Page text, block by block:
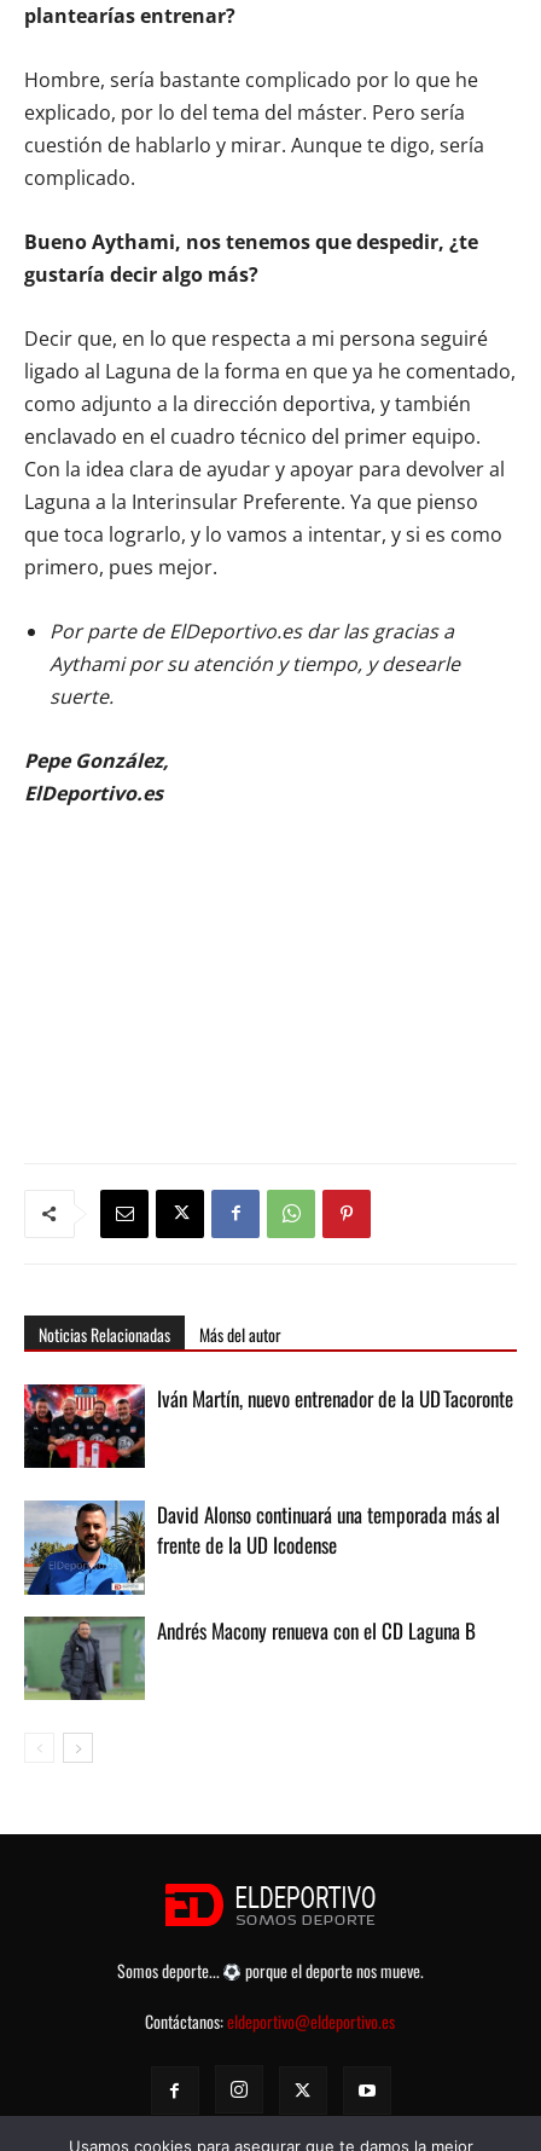
plantearías entrenar?
Hombre, sería bastante complicado por lo que he
explicado, por lo del tema del máster. Pero sería
cuestión de hablarlo y mirar. Aunque te digo, sería
complicado.
Bueno Aythami, nos tenemos que despedir, ¿te
gustaría decir algo más?
Decir que, en lo que respecta a mi persona seguiré
ligado al Laguna de la forma en que ya he comentado,
como adjunto a la dirección deportiva, y también
enclavado en el cuadro técnico del primer equipo.
Con la idea clara de ayudar y apoyar para devolver al
Laguna a la Interinsular Preferente. Ya que pienso
que toca lograrlo, y lo vamos a intentar, y si es como
primero, pues mejor.
Por parte de ElDeportivo.es dar las gracias a
Aythami por su atención y tiempo, y desearle
suerte.
Pepe González,
ElDeportivo.es
Noticias Relacionadas Más del autor
Iván Martín, nuevo entrenador de la UD Tacoronte
David Alonso continuará una temporada más al
frente de la UD Icodense
Andrés Macony renueva con el CD Laguna B
Somos deporte...
porque el deporte nos mueve.
Contáctanos:eldeportivo@eldeportivo.es
Usamos cookies para asegurar que te damos la mejor